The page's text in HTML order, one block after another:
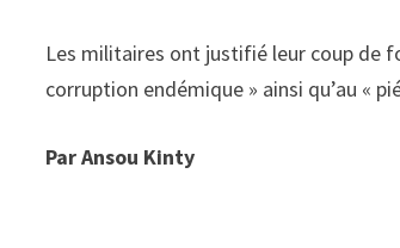
Les militaires ont justifié leur coup de
corruption endémique » ainsi qu’au «
Par Ansou Kinty